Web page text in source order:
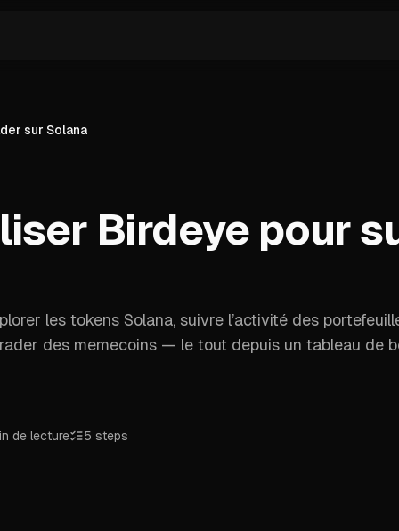
sur Solana
Birdeye pour
les tokens Solana, suivre l’activité des
des memecoins — le tout depuis un tableau de
de lecture 5 steps